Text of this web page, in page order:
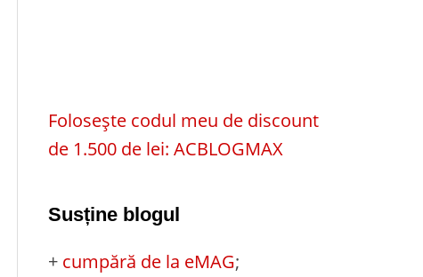
Folosește codul meu de discount
de 1.500 de lei: ACBLOGMAX
Susține blogul
+ cumpără de la eMAG;